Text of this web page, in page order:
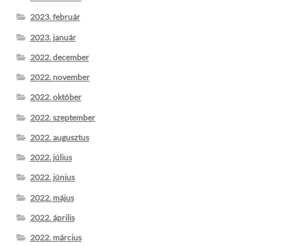
2023. február
2023. január
2022. december
2022. november
2022. október
2022. szeptember
2022. augusztus
2022. július
2022. június
2022. május
2022. április
2022. március